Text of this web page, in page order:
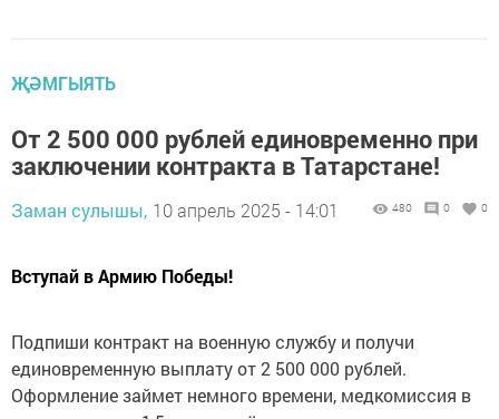
ҖӘМГЫЯТЬ
От 2 500 000 рублей единовременно при
заключении контракта в Татарстане!
Заман сулышы, 10 апрель 2025 - 14:01 480 0 0
Вступай в Армию Победы!
Подпиши контракт на военную службу и получи
единовременную выплату от 2 500 000 рублей.
Оформление займет немного времени, медкомиссия в